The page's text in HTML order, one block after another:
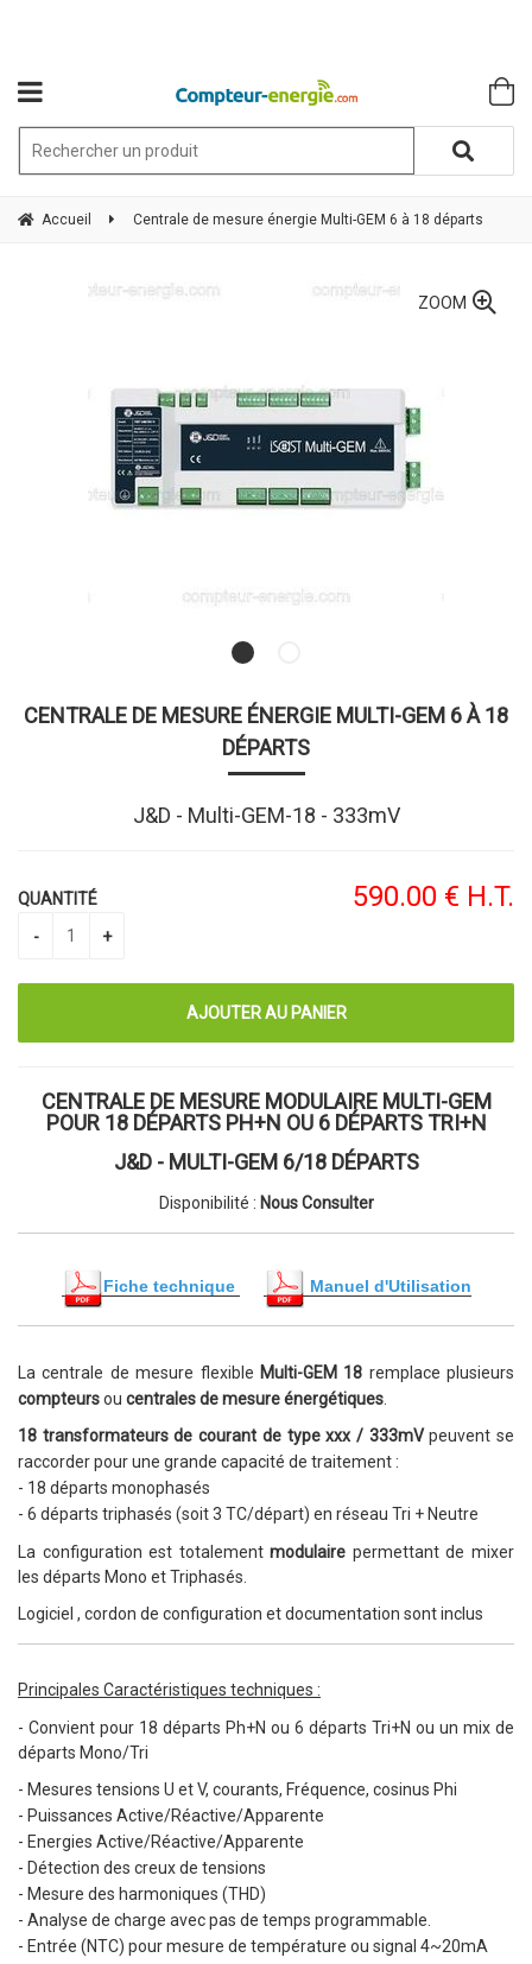
Accueil Centrale de mesure énergie Multi-GEM 6 à 18 départs
ZOOM
CENTRALE DE MESURE ÉNERGIE MULTI-GEM 6 À 18
DÉPARTS
J&D - Multi-GEM-18 - 333mV
590.00 € H.T.
QUANTITÉ
CENTRALE DE MESURE MODULAIRE MULTI-GEM
POUR 18 DÉPARTS PH+N OU 6 DÉPARTS TRI+N
J&D - MULTI-GEM 6/18 DÉPARTS
Disponibilité : Nous Consulter
Fiche technique Manuel d'Utilisation
La centrale de mesure flexible Multi-GEM 18 remplace plusieurs
compteursou centrales de mesure énergétiques
18 transformateurs de courant de type xxx / 333mVpeuvent se
raccorderpour une grande capacité de traitement :
- 18 départs monophasés
- 6 départs triphasés (soit 3 TC/départ) en réseau Tri + Neutre
La configuration est totalementmodulaire permettant de mixer
les départs Mono et Triphasés.
Logiciel , cordon de configuration et documentation sont inclus
Principales Caractéristiques techniques :
- Convient pour 18 départs Ph+N ou 6 départs Tri+N ou un mix de
départs Mono/Tri
- Mesures tensions U et V, courants, Fréquence, cosinus Phi
- Puissances Active/Réactive/Apparente
- Energies Active/Réactive/Apparente
- Détection des creux de tensions
- Mesure des harmoniques (THD)
- Analyse de charge avec pas de temps programmable.
- Entrée (NTC) pour mesure de température ou signal 4~20mA